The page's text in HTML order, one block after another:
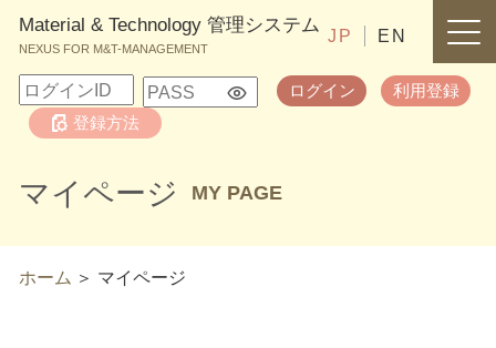
Material & Technology 管理システム
NEXUS FOR M&T-MANAGEMENT
ログイン
利用登録
登録方法
JP EN
マイページ MY PAGE
ホーム マイページ